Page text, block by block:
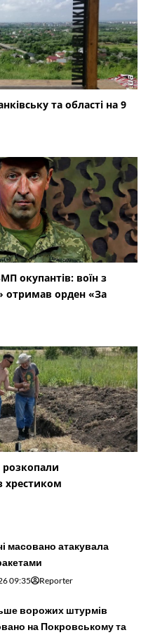
та області на 9
окупантів: воїн з
отримав орден «За
хрестиком
масовано атакувала
09:35 Reporter
ворожих штурмів
на Покровському та